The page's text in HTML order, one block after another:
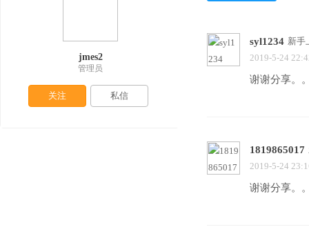
syl1234 新手
2019-5-24
谢谢分享。
1819865017
2019-5-24
谢谢分享。
jmes2
管理员
关注 私信